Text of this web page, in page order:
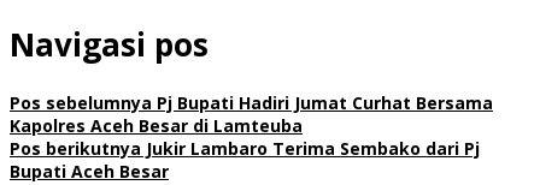
Navigasi pos
Pos sebelumnya Pj Bupati Hadiri Jumat Curhat Bersama
Kapolres Aceh Besar di Lamteuba
Pos berikutnya Jukir Lambaro Terima Sembako dari Pj
Bupati Aceh Besar